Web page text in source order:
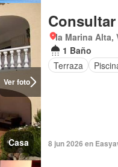
Ver foto
Casa
la Marina Alta,
1 Baño
Terraza
8 jun 2026 en